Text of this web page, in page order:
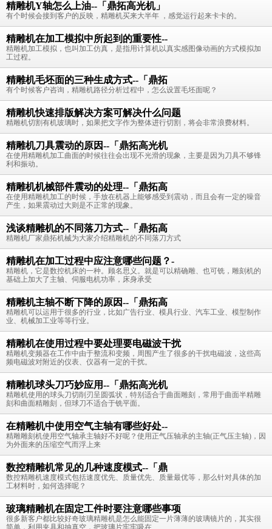
精雕机Y轴怎么上油--「鼎拓高光机」
有个时候会接到客户的反映，精雕机买来大半年 ，感觉运行起来卡卡的。
精雕机在加工模拟中所起到的重要性--
精雕机加工模拟，也叫加工仿真，是指用计算机以真实感图像动画的方式模拟加
工过程。
精雕机毛坯面的三种生成方式--「鼎拓
有个时候客户咨询，精雕机路径分析过程中，怎么设置毛坯面呢？
精雕机快速排版解决方案可解决什么问题
精雕机切割有机玻璃时，如果把文字作为整体进行切割，将会非常浪费材料。
精雕机刀具震动的原因--「鼎拓高光机
在使用精雕机加工曲面的时候往往会出现不光滑的现象，主要是因为刀具不够锋
利和振动。
精雕机机械部件震动的处理--「鼎拓高
在使用精雕机加工的时候，手放在机器上能够感受到震动，而且会有一定的噪音
产生，如果震动过大则是不正常的现象。
浅谈精雕机的不同落刀方式--「鼎拓高
精雕机厂家鼎拓机械为大家介绍精雕机的不同落刀方式
精雕机在加工过程中应注意哪些问题？-
精雕机，它是数控机床的一种。顾名思义。就是可以精确雕、也可铣，雕刻机的
基础上加大了主轴、伺服电机功率，床身承受
精雕机主轴不断下降的原因--「鼎拓高
精雕机可以运用于很多的行业，比如广告行业、模具行业、汽车工业、模型制作
业、机械加工业等等行业。
精雕机在使用过程中要处理要电磁波干扰
精雕机变频器在工作中由于整流和变频，周围产生了很多的干扰电磁波，这些高
频电磁波对附近的仪表、仪器有一定的干扰。
精雕机球头刀巧妙应用--「鼎拓高光机
精雕机使用的球头刀切削刃呈圆弧状，特别适合于曲面雕刻，常用于曲面半精雕
刻和曲面精雕刻，但球刀不适合于铣平面。
在精雕机中使用空气主轴有哪些好处--
精雕雕刻机使用空气轴承主轴好不好呢？使用正气压轴承的主轴(正气压主轴)，因
为外面来的压缩空气而浮上来
数控精雕机常见的几种速度模式--「鼎
数控精雕机速度模式包括速度优先、质量优先、质量最优等，那么针对具体的加
工材料时，如何选择呢？
玻璃精雕机在固定工件时要注意哪些事项
很多新客户都比较好奇玻璃精雕机是怎么能固定一片薄薄的玻璃镜片的，其实很